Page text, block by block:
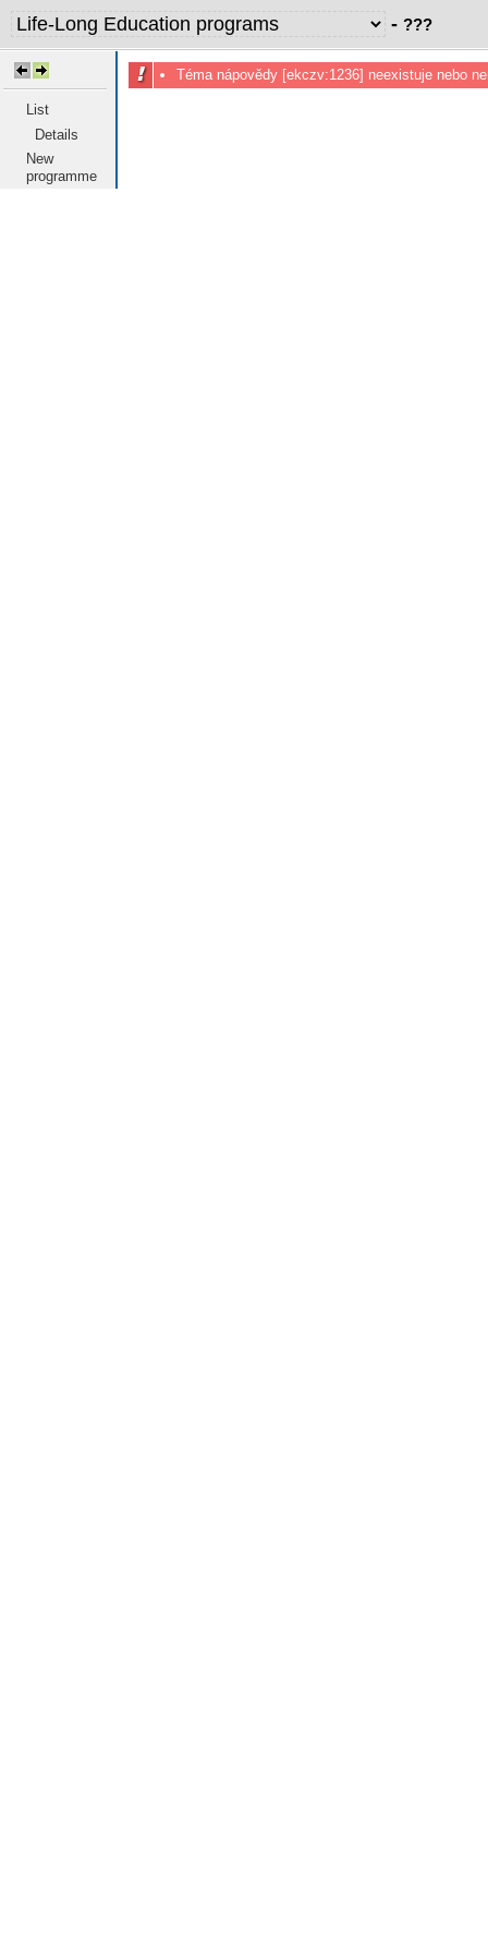
- ???
List
Details
New
programme
Téma nápovědy [ekczv:1236] neexistuje nebo